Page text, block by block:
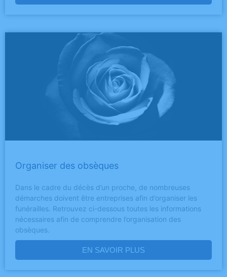
Organiser des obsèques
Dans le cadre du décès d’un proche, de nombreuses
démarches doivent être entreprises afin d’organiser les
funérailles. Retrouvez ci-dessous toutes les informations
nécessaires afin de comprendre l’organisation des
obsèques.
EN SAVOIR PLUS